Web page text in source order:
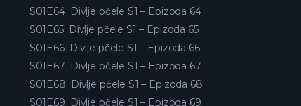
S01E64 Divlje pčele S1 – Epizoda 64
S01E65 Divlje pčele S1 – Epizoda 65
S01E66 Divlje pčele S1 – Epizoda 66
S01E67 Divlje pčele S1 – Epizoda 67
S01E68 Divlje pčele S1 – Epizoda 68
S01E69 Divlje pčele S1 – Epizoda 69